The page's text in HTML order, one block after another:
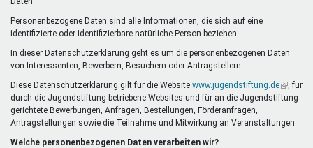
Personenbezogene Daten sind alle Informationen, die sich auf eine
identifizierte oder identifizierbare natürliche Person beziehen.
In dieser Datenschutzerklärung geht es um die personenbezogenen Daten
von Interessenten, Bewerbern, Besuchern oder Antragstellern.
Diese Datenschutzerklärung gilt für die Website www.jugendstiftung.de(Link
ist
, für
durch die Jugendstiftung betriebene Websites und für an die Jugendstiftung
gerichtete Bewerbungen, Anfragen, Bestellungen, Förderanfragen,
Antragstellungen sowie die Teilnahme und Mitwirkung an Veranstaltungen.
Welche personenbezogenen Daten verarbeiten wir?